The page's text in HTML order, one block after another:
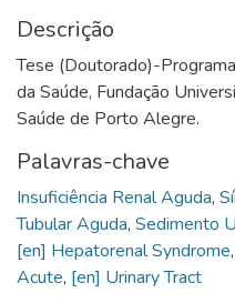
Descrição
Tese (Doutorado)-
da Saúde, Fundação
Saúde de Porto Alegre.
Palavras-chave
Insuficiência Renal Aguda,
Tubular Aguda, Sedimento
[en] Hepatorenal Syndrome,
Acute, [en] Urinary Tract